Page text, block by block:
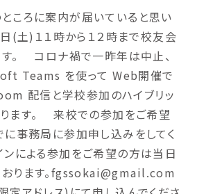
ころに案内が届いていると思い
日(土)１１時から１２時まで校友会
。 コロナ禍で一昨年は中止、
Teams を使って Web開催で
配信と学校参加のハイブリッ
ます。 来校での参加をご希望
事務局に参加申し込みをしてく
ンによる参加をご希望の方は当日
おります。fgssokai@gmail.com